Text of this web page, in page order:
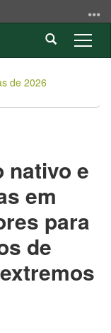
a
Abrir
a
de 2026
nativo e
em
para
de